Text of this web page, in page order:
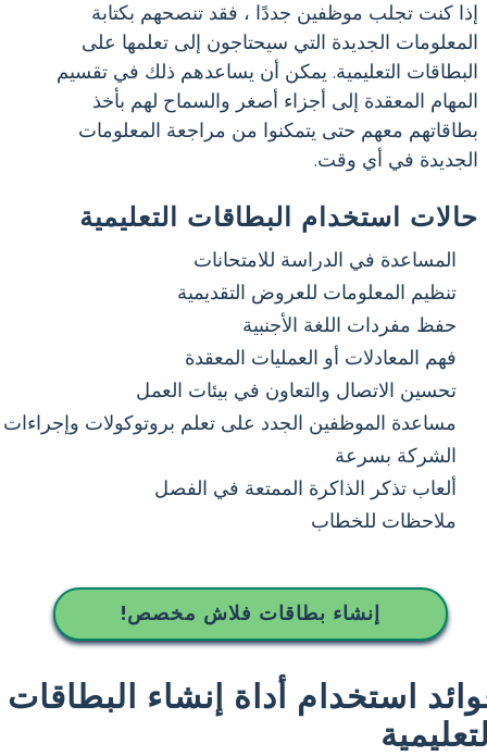
إذا كنت تجلب موظفين جددًا ، فقد تنصحهم بكتابة
المعلومات الجديدة التي سيحتاجون إلى تعلمها على
البطاقات التعليمية. يمكن أن يساعدهم ذلك في تقسيم
المهام المعقدة إلى أجزاء أصغر والسماح لهم بأخذ
بطاقاتهم معهم حتى يتمكنوا من مراجعة المعلومات
الجديدة في أي وقت.
حالات استخدام البطاقات التعليمية
المساعدة في الدراسة للامتحانات
تنظيم المعلومات للعروض التقديمية
حفظ مفردات اللغة الأجنبية
فهم المعادلات أو العمليات المعقدة
تحسين الاتصال والتعاون في بيئات العمل
مساعدة الموظفين الجدد على تعلم بروتوكولات وإجراءات
الشركة بسرعة
ألعاب تذكر الذاكرة الممتعة في الفصل
ملاحظات للخطاب
إنشاء بطاقات فلاش مخصص!
استخدام أداة إنشاء البطاقات